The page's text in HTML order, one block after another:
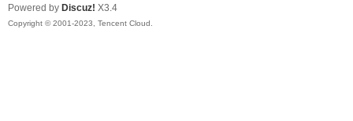
Powered by Discuz! X3.4
Copyright © 2001-2023, Tencent Cloud.